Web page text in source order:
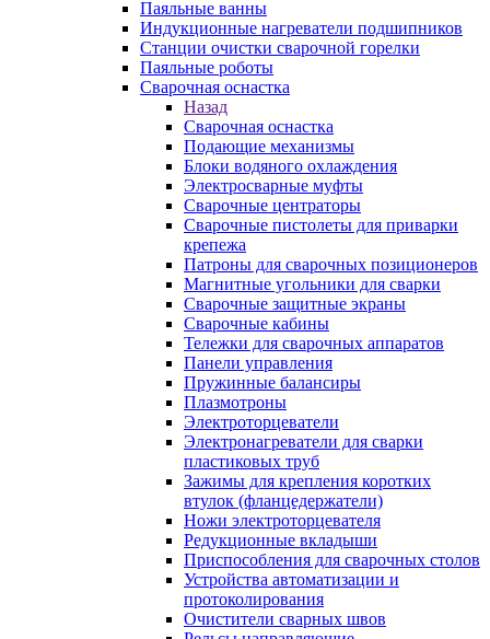
Паяльные ванны
Индукционные нагреватели подшипников
Станции очистки сварочной горелки
Паяльные роботы
Сварочная оснастка
Назад
Сварочная оснастка
Подающие механизмы
Блоки водяного охлаждения
Электросварные муфты
Сварочные центраторы
Сварочные пистолеты для приварки
крепежа
Патроны для сварочных позиционеров
Магнитные угольники для сварки
Сварочные защитные экраны
Сварочные кабины
Тележки для сварочных аппаратов
Панели управления
Пружинные балансиры
Плазмотроны
Электроторцеватели
Электронагреватели для сварки
пластиковых труб
Зажимы для крепления коротких
втулок (фланцедержатели)
Ножи электроторцевателя
Редукционные вкладыши
Приспособления для сварочных столов
Устройства автоматизации и
протоколирования
Очистители сварных швов